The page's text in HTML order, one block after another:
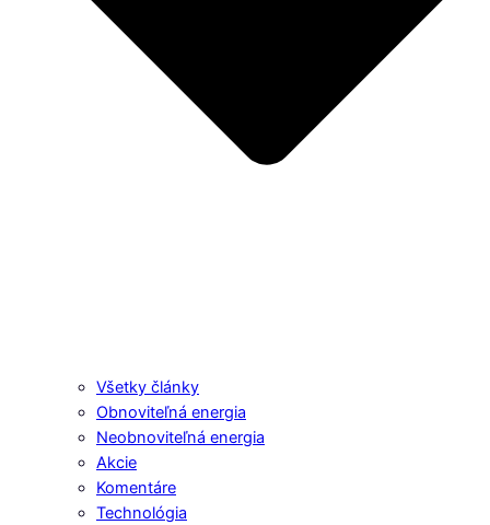
Všetky články
Obnoviteľná energia
Neobnoviteľná energia
Akcie
Komentáre
Technológia